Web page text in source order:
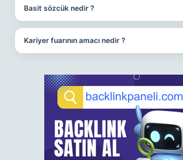
Basit sözcük nedir ?
Kariyer fuarının amacı nedir ?